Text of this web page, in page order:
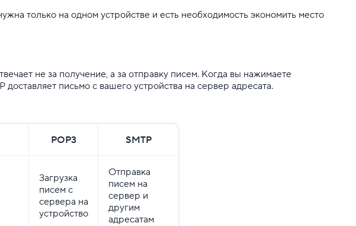
только на одном устройстве и есть необходимость экономить место
не за получение, а за отправку писем. Когда вы нажимаете
доставляет письмо с вашего устройства на сервер адресата.
POP3 SMTP
Загрузка
писем с
сервера на
устройство
Отправка
писем на
сервер и
другим
адресатам